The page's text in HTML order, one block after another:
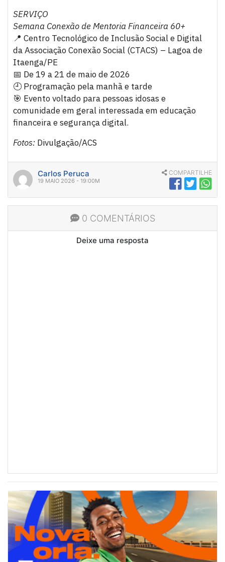
SERVIÇO
Semana Conexão de Mentoria Financeira 60+
📍 Centro Tecnológico de Inclusão Social e Digital
da Associação Conexão Social (CTACS) – Lagoa de
Itaenga/PE
📅 De 19 a 21 de maio de 2026
🕘 Programação pela manhã e tarde
🎯 Evento voltado para pessoas idosas e
comunidade em geral interessada em educação
financeira e segurança digital.
Fotos: Divulgação/ACS
Carlos Peruca
19 MAIO 2026 - 19:00M
COMPARTILHE
0 COMENTÁRIOS
Deixe uma resposta